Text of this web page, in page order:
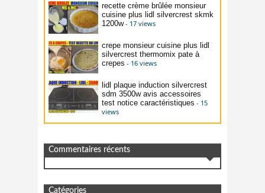
recette crème brûlée monsieur
cuisine plus lidl silvercrest skmk
1200w - 17 views
crepe monsieur cuisine plus lidl
silvercrest thermomix pate à
crepes - 16 views
lidl plaque induction silvercrest
sdm 3500w avis accessoires
test notice caractéristiques - 15
views
Commentaires récents
Catégories